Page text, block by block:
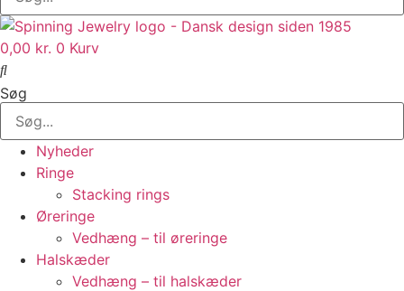
0,00 kr. 0 Kurv
Søg
Nyheder
Ringe
Stacking rings
Øreringe
Vedhæng – til øreringe
Halskæder
Vedhæng – til halskæder